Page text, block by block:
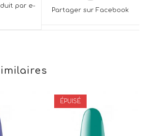
par e-
Partager sur Facebook
ÉPUISÉ